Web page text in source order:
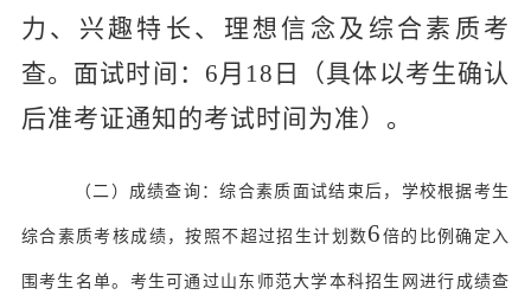
力、兴趣特长、理想信念及综合素质考
查。面试时间：6月18日（具体以考生确认
后准考证通知的考试时间为准）。
（二）成绩查询：综合素质面试结束后，学校根据考生
综合素质考核成绩，按照不超过招生计划数6 倍的比例确定入
围考生名单。考生可通过山东师范大学本科招生网进行成绩查